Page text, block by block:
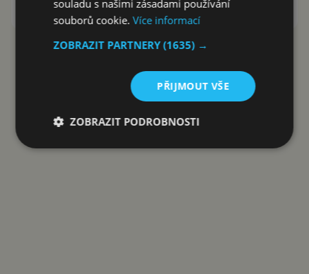
Google Play
souladu s našimi zásadami používání
souborů cookie.Více informací
ZOBRAZIT PARTNERY(1635) →
PŘIJMOUT VŠE
ZOBRAZIT PODROBNOSTI